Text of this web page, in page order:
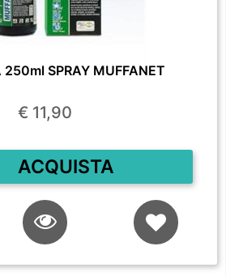
SPRAY MUFFANET
€ 11,90
Quantità
ACQUISTA